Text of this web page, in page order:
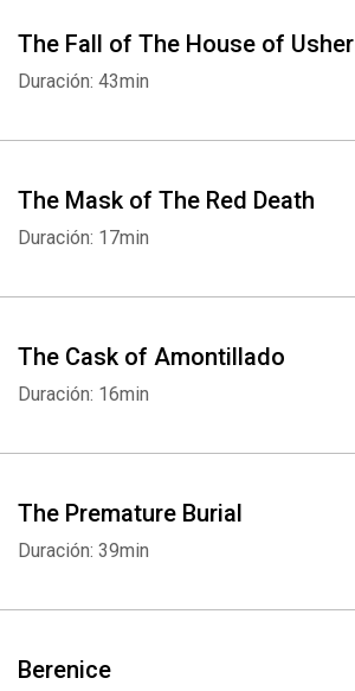
The Fall of The House of Usher
Duración: 43min
The Mask of The Red Death
Duración: 17min
The Cask of Amontillado
Duración: 16min
The Premature Burial
Duración: 39min
Berenice